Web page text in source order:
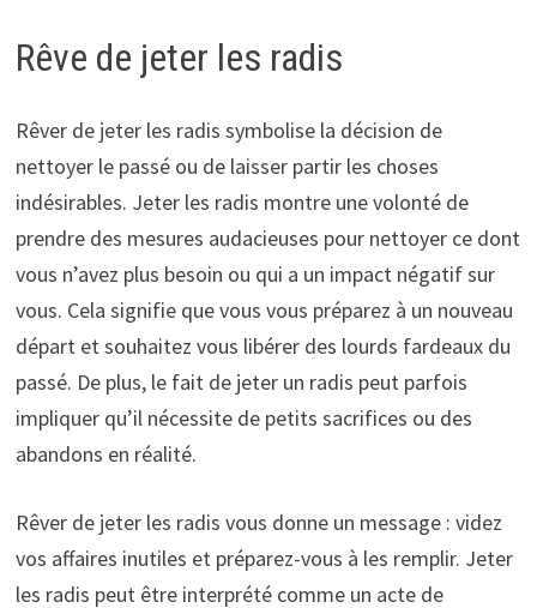
Rêve de jeter les radis
Rêver de jeter les radis symbolise la décision de
nettoyer le passé ou de laisser partir les choses
indésirables. Jeter les radis montre une volonté de
prendre des mesures audacieuses pour nettoyer ce dont
vous n’avez plus besoin ou qui a un impact négatif sur
vous. Cela signifie que vous vous préparez à un nouveau
départ et souhaitez vous libérer des lourds fardeaux du
passé. De plus, le fait de jeter un radis peut parfois
impliquer qu’il nécessite de petits sacrifices ou des
abandons en réalité.
Rêver de jeter les radis vous donne un message : videz
vos affaires inutiles et préparez-vous à les remplir. Jeter
les radis peut être interprété comme un acte de